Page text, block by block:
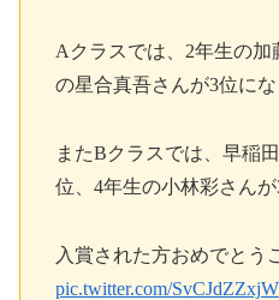
Aクラスでは、2年生の
の星合真吾さんが3位にな
またBクラスでは、早稲
位、4年生の小林彩さんが
入賞された方おめでとう
pic.twitter.com/SvCJdZZxjW